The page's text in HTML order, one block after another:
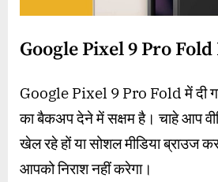
Google Pixel 9 Pro
Google Pixel 9 Pro Fold में दी
का बैकअप देने में सक्षम है। चाहे आप
खेल रहे हों या सोशल मीडिया ब्राउज
आपको निराश नहीं करेगा।